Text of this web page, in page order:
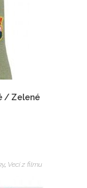
/ Zelené
, Veci z filmu